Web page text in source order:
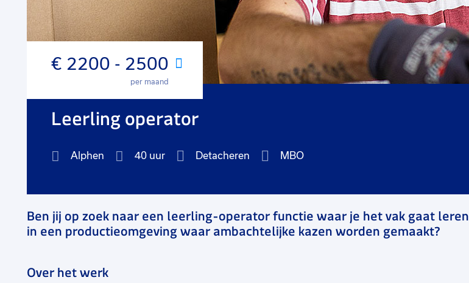
Maand
€ 2200 - 2500
per maand
Leerling operator
Alphen 40 uur Detacheren MBO
Ben jij op zoek naar een leerling-operator functie waar je het vak gaat leren
in een productieomgeving waar ambachtelijke kazen worden gemaakt?
Over het werk